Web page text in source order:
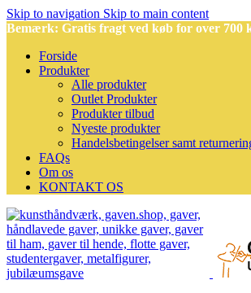
Skip to navigation Skip to main content
Bemærk: Gratis fragt ved køb for over 700
Forside
Produkter
Alle produkter
Outlet Produkter
Produkter tilbud
Nyeste produkter
Handelsbetingelser samt
FAQs
Om os
KONTAKT OS